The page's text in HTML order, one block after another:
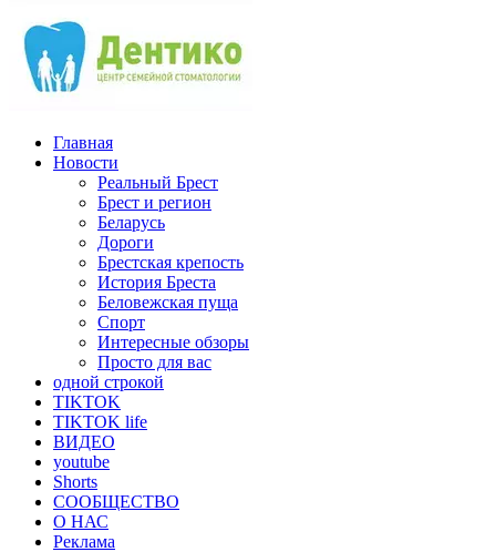
Главная
Новости
Реальный Брест
Брест и регион
Беларусь
Дороги
Брестская крепость
История Бреста
Беловежская пуща
Спорт
Интересные обзоры
Просто для вас
одной строкой
TIKTOK
TIKTOK life
ВИДЕО
youtube
Shorts
СООБЩЕСТВО
О НАС
Реклама